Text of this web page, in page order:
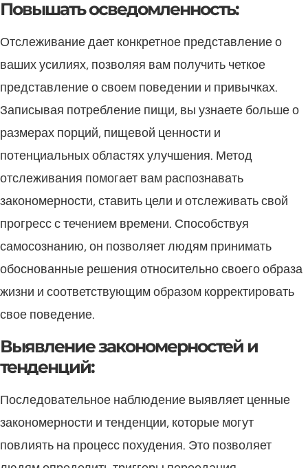
Повышать осведомленность:
Отслеживание дает конкретное представление о
ваших усилиях, позволяя вам получить четкое
представление о своем поведении и привычках.
Записывая потребление пищи, вы узнаете больше о
размерах порций, пищевой ценности и
потенциальных областях улучшения. Метод
отслеживания помогает вам распознавать
закономерности, ставить цели и отслеживать свой
прогресс с течением времени. Способствуя
самосознанию, он позволяет людям принимать
обоснованные решения относительно своего образа
жизни и соответствующим образом корректировать
свое поведение.
Выявление закономерностей и
тенденций:
Последовательное наблюдение выявляет ценные
закономерности и тенденции, которые могут
повлиять на процесс похудения. Это позволяет